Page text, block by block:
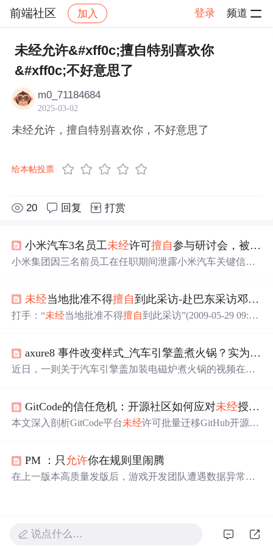
前端社区 加入 登录 频道
社区 前端社区 感慨 帖子详情
未经允许&#xff0c;擅自特别喜欢你
&#xff0c;不好意思了
m0_71184684
2025-03-02
未经允许，擅自特别喜欢你，不好意思了
给本帖投票
20 回复 打赏
小米汽车3名员工未经许可擅自参与研讨会，被辞退！
小米集团因三名前员工在任职期间泄露小米汽车关键信息
以预防数据泄露。云盒子提供了全面的数据安全解决方
案，包括业务系统数据保护和合规的跨网文件交换措施。
未经当地批准不得擅自到此采访-赴巴东采访邓案记者被围殴
打手：“未经当地批准不得擅自到此采访”(2009-05-29 09:50:
员邓玉娇刺死官员案一直备受媒体关注。昨天两名在巴东
县野三关镇采访此案的记者被当地不明身份的人围攻殴
axure8 事件改变样式_汽车引擎盖煮火锅？实为改装样式 交警：
近日，一则关于汽车引擎盖加装电磁炉煮火锅的视频在网
家透露，这只是恶搞设计，实际并未具备烹饪功能。此类
改装行为未经车管部门批准将被视为违法。
GitCode的信任危机：开源社区如何应对未经授权的项目迁移
本文深入剖析GitCode平台未经许可批量迁移GitHub开源项
律（开源许可证约束）、技术（元数据标记与CI校验）和
社区（舆论监督与声誉机制）三个维度阐述开源社区的自
PM ：只 允许你在规则里闹腾
在上一版本高质量发版后，游戏开发团队遭遇数据异常挑
确认及全员参与。
说点什么…